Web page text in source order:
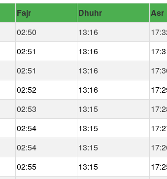
Fajr Dhuhr Asr
02:50 13:16
02:51 13:16
02:51 13:16
02:52 13:16
02:53 13:15
02:54 13:15
02:54 13:15
02:55 13:15